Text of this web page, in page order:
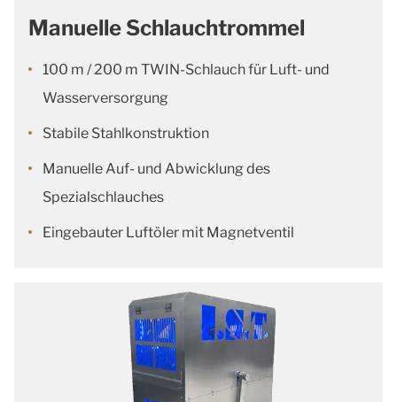
Manuelle Schlauchtrommel
100 m / 200 m TWIN-Schlauch für Luft- und
Wasserversorgung
Stabile Stahlkonstruktion
Manuelle Auf- und Abwicklung des
Spezialschlauches
Eingebauter Luftöler mit Magnetventil